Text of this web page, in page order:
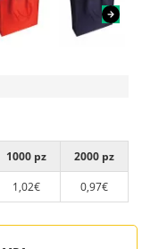
1000 pz
2000 pz
1,02€ 0,97€